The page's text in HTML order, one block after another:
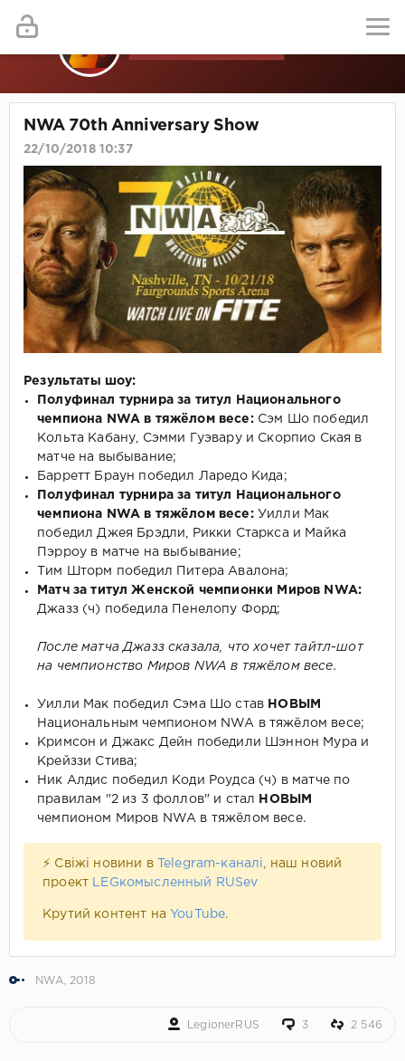
NWA 70th Anniversary Show
22/10/2018 10:37
Результаты шоу:
Полуфинал турнира за титул Национального
чемпиона NWA в тяжёлом весе:Сэм Шо победил
Кольта Кабану, Сэмми Гуэвару и Скорпио Ская в
матче на выбывание;
Барретт Браун победил Ларедо Кида;
Полуфинал турнира за титул Национального
чемпиона NWA в тяжёлом весе:Уилли Мак
победил Джея Брэдли, Рикки Старкса и Майка
Пэрроу в матче на выбывание;
Тим Шторм победил Питера Авалона;
Матч за титул Женской чемпионки Миров NWA:
Джазз (ч) победила Пенелопу Форд;
После матча Джазз сказала, что хочет тайтл-шот
на чемпионство Миров NWA в тяжёлом весе.
Уилли Мак победил Сэма Шо став НОВЫМ
Национальным чемпионом NWA в тяжёлом весе;
Кримсон и Джакс Дейн победили Шэннон Мура и
Крейззи Стива;
Ник Алдис победил Коди Роудса (ч) в матче по
правилам "2 из 3 фоллов" и стал
НОВЫМ
чемпионом Миров NWA в тяжёлом весе.
⚡ Свіжі новини в Telegram-каналі
, наш новий
проект
LEGкомысленный RUSev
Крутий контент на YouTube.
NWA, 2018
LegionerRUS 3 2 546